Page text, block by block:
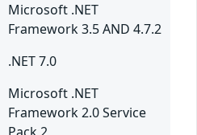
Microsoft .NET
Framework 3.5 AND 4.7.2
.NET 7.0
Microsoft .NET
Framework 2.0 Service